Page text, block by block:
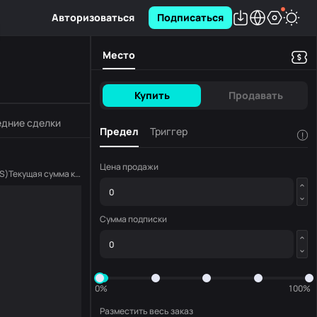
Авторизоваться Подписаться
сделки
) Текущая сумма копирования (DOGE3S
Место
Купить Продавать
Предел Триггер !
Цена продажи
Сумма подписки
0%
100%
Разместить весь заказ